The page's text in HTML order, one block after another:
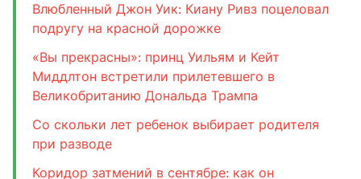
Влюбленный Джон Уик: Киану Ривз поцеловал
подругу на красной дорожке
«Вы прекрасны»: принц Уильям и Кейт
Миддлтон встретили прилетевшего в
Великобританию Дональда Трампа
Со скольки лет ребенок выбирает родителя
при разводе
Коридор затмений в сентябре: как он